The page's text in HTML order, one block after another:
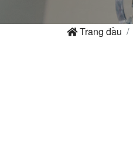
Trang đầu